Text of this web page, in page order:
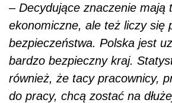
– Decydujące znaczenie mają
ekonomiczne, ale też liczy się
bezpieczeństwa. Polska jest
bardzo bezpieczny kraj.
również, że tacy pracownicy,
do pracy, chcą zostać na